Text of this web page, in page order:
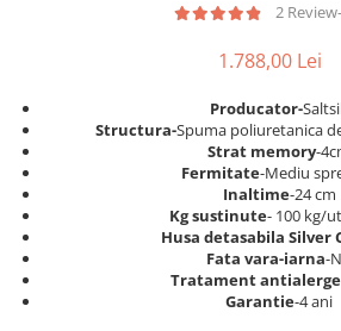
Saltele 160x200
Saltele 180x200
Top saltele
Top saltele 5 cm
Top saltele 10 cm
Top saltele memory 5 cm
Dulap birou
Birouri
Scaune pentru birou
Scaune pentru vizitatori
Scaune manager
Mese bucatarie
2
1.788,00 Lei
Producator-
Structura-Spuma poliuretanica
Strat memory-
Fermitate-Mediu
Inaltime-24 cm
Kg sustinute- 100 kg/
Husa detasabila Silver
Fata vara-iarna-
Tratament
Garantie-4 ani